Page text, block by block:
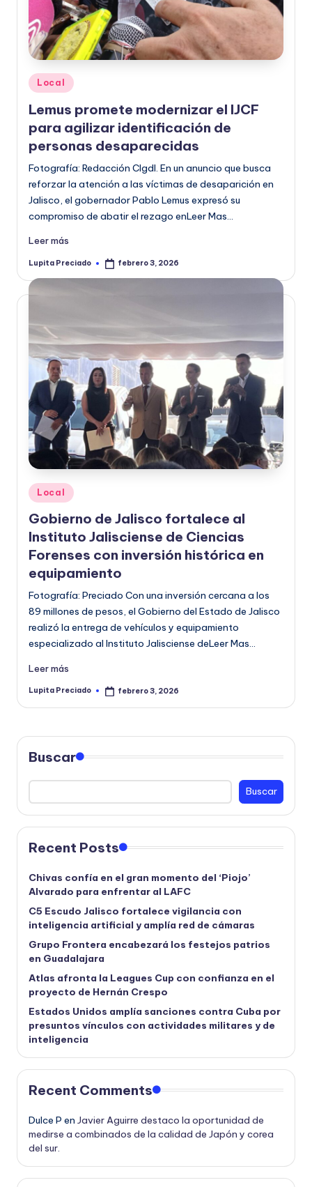
o
r
m
a
ti
v
a
Publicado
en
Local
Lemus promete modernizar el IJCF
para agilizar identificación de
personas desaparecidas
Fotografía: Redacción CIgdl. En un anuncio que busca
reforzar la atención a las víctimas de desaparición en
Jalisco, el gobernador Pablo Lemus expresó su
compromiso de abatir el rezago enLeer Mas…
Leer más
Publicado
Lupita Preciado febrero 3, 2026
Publicado
en
Local
Gobierno de Jalisco fortalece al
Instituto Jalisciense de Ciencias
Forenses con inversión histórica en
equipamiento
Fotografía: Preciado Con una inversión cercana a los
89 millones de pesos, el Gobierno del Estado de Jalisco
realizó la entrega de vehículos y equipamiento
especializado al Instituto Jalisciense deLeer Mas…
Leer más
Publicado
Lupita Preciado febrero 3, 2026
Buscar
Buscar
Recent Posts
Chivas confía en el gran momento del ‘Piojo’
Alvarado para enfrentar al LAFC
C5 Escudo Jalisco fortalece vigilancia con
inteligencia artificial y amplía red de cámaras
Grupo Frontera encabezará los festejos patrios
en Guadalajara
Atlas afronta la Leagues Cup con confianza en el
proyecto de Hernán Crespo
Estados Unidos amplía sanciones contra Cuba por
presuntos vínculos con actividades militares y de
inteligencia
Recent Comments
Dulce P en Javier Aguirre destaco la oportunidad de
medirse a combinados de la calidad de Japón y corea
del sur.